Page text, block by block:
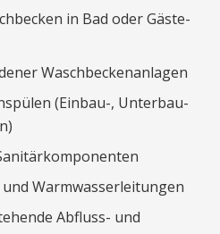
in Bad oder Gäste-
Waschbeckenanlagen
(Einbau-, Unterbau-
Warmwasserleitungen
Abfluss- und